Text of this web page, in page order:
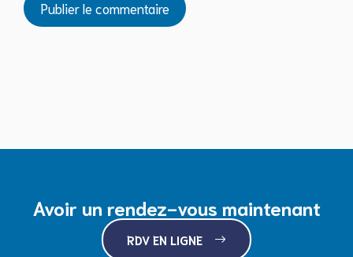
Avoir un rendez-vous maintenant
RDV EN LIGNE